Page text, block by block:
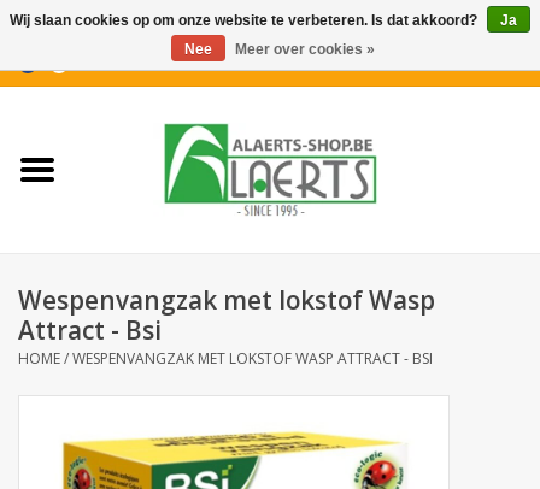
Nieuwigheden
Koffiekoekjes
Dranken
Wespenvangzak met lokstof Wasp
Attract - Bsi
HOME/WESPENVANGZAK MET LOKSTOF WASP ATTRACT - BSI
Wij slaan cookies op om onze website te verbeteren. Is dat akkoord?
Ja
Nee
Meer over cookies »